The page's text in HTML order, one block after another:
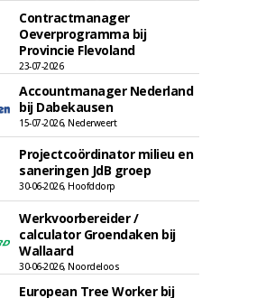
Contractmanager
Oeverprogramma bij
Provincie Flevoland
23-07-2026
Accountmanager Nederland
bij Dabekausen
15-07-2026, Nederweert
Projectcoördinator milieu en
saneringen JdB groep
30-06-2026, Hoofddorp
Werkvoorbereider /
calculator Groendaken bij
Wallaard
30-06-2026, Noordeloos
European Tree Worker bij